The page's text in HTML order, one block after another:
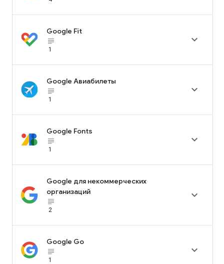
Google Fit
subject_black
1

Google Авиабилеты
subject_black
1

Google Fonts
subject_black
1

Google для некоммерческих
организаций
subject_black
2

Google Go
subject_black
1
